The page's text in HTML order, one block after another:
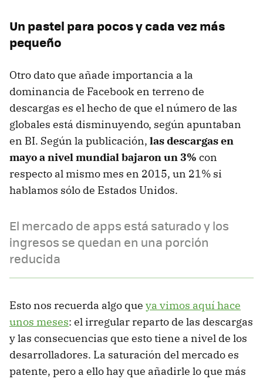
Un pastel para pocos y cada vez más
pequeño
Otro dato que añade importancia a la
dominancia de Facebook en terreno de
descargas es el hecho de que el número de las
globales está disminuyendo, según apuntaban
en BI. Según la publicación, las descargas en
mayo a nivel mundial bajaron un 3% con
respecto al mismo mes en 2015, un 21% si
hablamos sólo de Estados Unidos.
El mercado de apps está saturado y los
ingresos se quedan en una porción
reducida
Esto nos recuerda algo que ya vimos aquí hace
unos meses: el irregular reparto de las descargas
y las consecuencias que esto tiene a nivel de los
desarrolladores. La saturación del mercado es
patente, pero a ello hay que añadirle lo que más